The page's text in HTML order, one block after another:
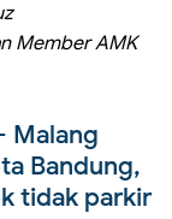
Member AMK
Malang
Bandung,
tidak parkir